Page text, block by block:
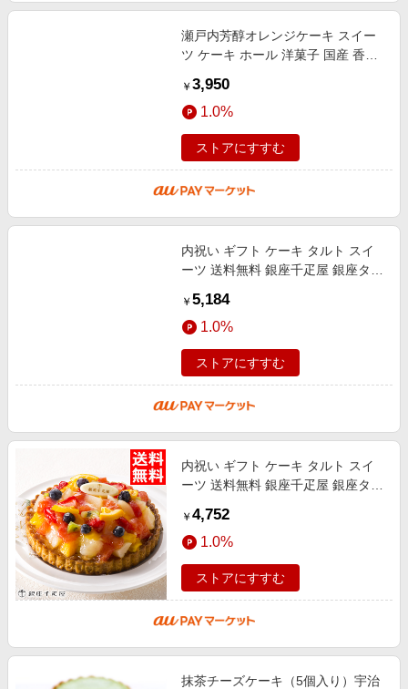
瀬戸内芳醇オレンジケーキ スイー
ツ ケーキ ホール 洋菓子 国産 香川
ト お祝い お返し 贈答 母の日 中
￥ 3,950
1.0%
ストアにすすむ
内祝い ギフト ケーキ タルト スイ
ーツ 送料無料 銀座千疋屋 銀座タル
返し 結婚内祝い 出産内祝い 御
￥ 5,184
1.0%
ストアにすすむ
内祝い ギフト ケーキ タルト スイ
ーツ 送料無料 銀座千疋屋 銀座タル
返し 結婚内祝い 出産内祝い 御
￥ 4,752
1.0%
ストアにすすむ
抹茶チーズケーキ（5個入り）宇治